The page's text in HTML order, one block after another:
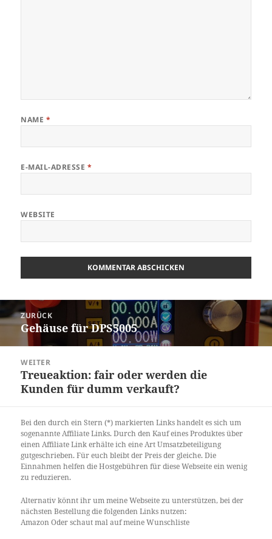
NAME *
E-MAIL-ADRESSE *
WEBSITE
Beitragsnavigation
ZURÜCK
Vorheriger
Beitrag:
Gehäuse für DPS5005
WEITER
Nächster
Beitrag:
Treueaktion: fair oder werden die
Kunden für dumm verkauft?
Bei den durch ein Stern (*) markierten Links handelt es sich um
sogenannte Affiliate Links. Durch den Kauf eines Produktes über
einen Affiliate Link erhälte ich eine Art Umsatzbeteiligung
gutgeschrieben. Für euch bleibt der Preis der gleiche. Die
Einnahmen helfen die Hostgebühren für diese Webseite ein wenig
zu reduzieren.
Alternativ könnt ihr um meine Webseite zu unterstützen, bei der
nächsten Bestellung die folgenden Links nutzen:
AmazonOder schaut mal auf meineWunschliste